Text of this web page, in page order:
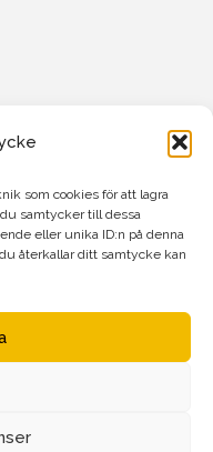
som cookies för att lagra
samtycker till dessa
eller unika ID:n på denna
återkallar ditt samtycke kan
AB